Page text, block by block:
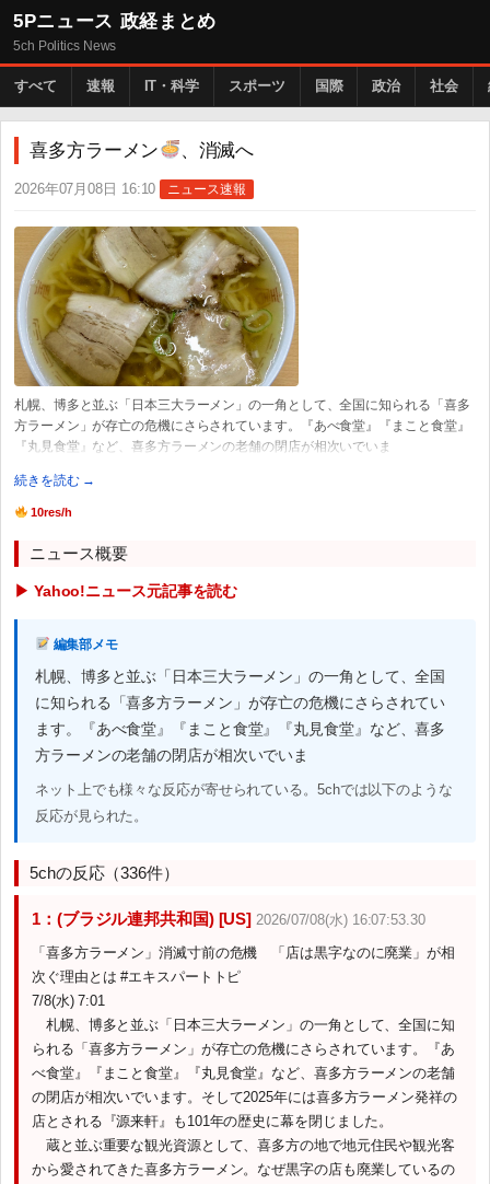
5Pニュース 政経まとめ
5ch Politics News
すべて 速報 IT・科学 スポーツ 国際 政治 社会
喜多方ラーメン 、消滅へ
2026年07月08日 16:10 ニュース速報
札幌、博多と並ぶ「日本三大ラーメン」の一角として、全国に知られる「喜多
方ラーメン」が存亡の危機にさらされています。『あべ食堂』『まこと食堂』
『丸見食堂』など、喜多方ラーメンの老舗の閉店が相次いでいま
続きを読む →
10res/h
ニュース概要
▶ Yahoo!ニュース元記事を読む
編集部メモ
札幌、博多と並ぶ「日本三大ラーメン」の一角として、全国
に知られる「喜多方ラーメン」が存亡の危機にさらされてい
ます。『あべ食堂』『まこと食堂』『丸見食堂』など、喜多
方ラーメンの老舗の閉店が相次いでいま
ネット上でも様々な反応が寄せられている。5chでは以下のような
反応が見られた。
5chの反応（336件）
1：(ブラジル連邦共和国) [US] 2026/07/08(水) 16:07:53.30
「喜多方ラーメン」消滅寸前の危機 「店は黒字なのに廃業」が相
次ぐ理由とは #エキスパートトピ
7/8(水) 7:01
札幌、博多と並ぶ「日本三大ラーメン」の一角として、全国に知
られる「喜多方ラーメン」が存亡の危機にさらされています。『あ
べ食堂』『まこと食堂』『丸見食堂』など、喜多方ラーメンの老舗
の閉店が相次いでいます。そして2025年には喜多方ラーメン発祥の
店とされる『源来軒』も101年の歴史に幕を閉じました。
蔵と並ぶ重要な観光資源として、喜多方の地で地元住民や観光客
から愛されてきた喜多方ラーメン。なぜ黒字の店も廃業しているの